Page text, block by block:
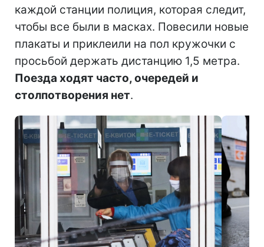
каждой станции полиция, которая следит,
чтобы все были в масках. Повесили новые
плакаты и приклеили на пол кружочки с
просьбой держать дистанцию 1,5 метра.
Поезда ходят часто, очередей и
столпотворения нет.